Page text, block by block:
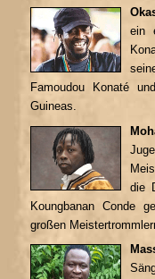
ein
Famoudou Konaté
Guineas.
die
Koungbanan Conde
großen